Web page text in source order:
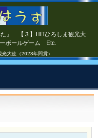
』 【３】HITひろしま観光大
ボールゲーム Etc.
大使（2023年間賞）